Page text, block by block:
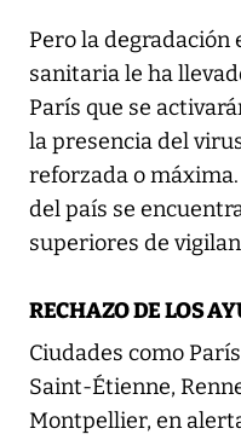
Pero la degradación
sanitaria le ha
París que se
la presencia del
reforzada o
del país se
superiores de
RECHAZO DE LOS
Ciudades como
Saint-Étienne,
Montpellier, en